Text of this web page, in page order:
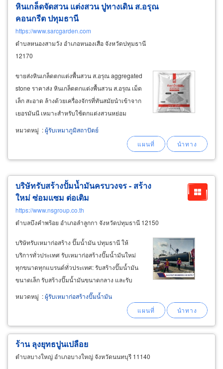
หินเกล็ดจัดสวน แต่งสวน ปูทางเดิน ส.อรุณ
คอนกรีต ปทุมธานี
https://www.sarcgarden.com
ตำบลหนองสามวัง อำเภอหนองเสือ จังหวัดปทุมธานี
12170
ขายส่งหินเกล็ดตกแต่งพื้นสวน ส.อรุณ aggregated
stone ราคาส่ง หินเกล็ดตกแต่งพื้นสวน ส.อรุณ เม็ด
เล็ก สะอาด ล้างด้วยเครื่องจักรที่ทันสมัยนำเข้าจาก
เยอรมันนี เหมาะสำหรับใช้ตกแต่งสวนหย่อม
ภายในรั้วบ้าน ใช้ตกแต่งพื้นทางเดินทั้งบ้านอาคาร
ร้านคาเฟ่สวย หินเกล็ดตกแต่งพื้นไม่คมบาดเท้า
หมวดหมู่ :ผู้รับเหมาภูมิสถาปัตย์
บริษัทรับสร้างปั้มน้ำมันครบวงจร - สร้าง
ใหม่ ซ่อมแซม ต่อเติม
https://www.nsgroup.co.th
ตำบลบึงคำพร้อย อำเภอลำลูกกา จังหวัดปทุมธานี 12150
บริษัทรับเหมาก่อสร้าง ปั๊มน้ำมัน ปทุมธานี ให้
บริการทั่วประเทศ รับเหมาก่อสร้างปั๊มน้ำมันใหม่
ทุกขนาดทุกแบรนด์ทั่วประเทศ: รับสร้างปั๊มน้ำมัน
ขนาดเล็ก รับสร้างปั๊มน้ำมันขนาดกลาง และรับ
สร้างปั๊มน้ำมันขนาดใหญ่ที่มีสถานีชาร์จไฟรถ ev
หมวดหมู่ :ผู้รับเหมาก่อสร้างปั๊มน้ำมัน
ร้าน ลุงยุทธปูนเปลือย
ตำบลบางใหญ่ อำเภอบางใหญ่ จังหวัดนนทบุรี 11140